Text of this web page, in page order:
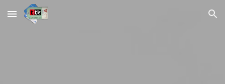
Skip to main content Skip to navigation